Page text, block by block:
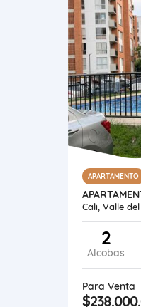
APARTAMENTO
Cali, Valle
2
Alcobas
Para Venta